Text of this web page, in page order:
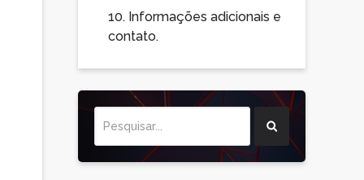
10. Informações adicionais e
contato.